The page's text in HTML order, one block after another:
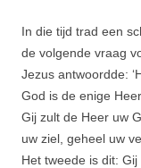
In die tijd trad een
de volgende vraag
Jezus antwoordde:
God is de enige Heer.
Gij zult de Heer uw
uw ziel, geheel uw
Het tweede is dit: